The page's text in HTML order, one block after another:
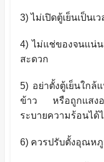
3)ไม่เปิดตู้เย็นเป็นเ
4)ไม่แช่ของจนแน่น
สะดวก
5) อย่าตั้งตู้เย็นใกล้
ข้าว หรือถูกแสงอ
ระบายความร้อนได้
6) ควรปรับตั้งอุณหภู